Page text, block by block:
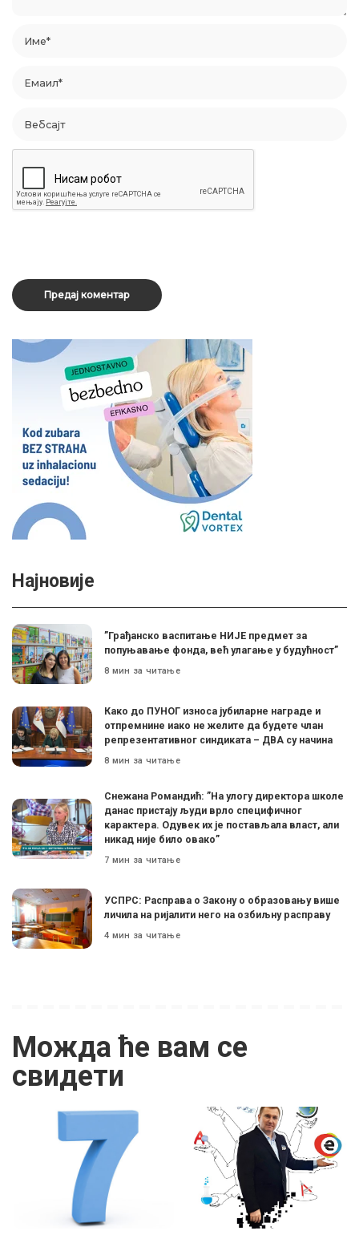
Најновије
”Грађанско васпитање НИЈЕ предмет за
попуњавање фонда, већ улагање у будућност”
8 мин за читање
Како до ПУНОГ износа јубиларне награде и
отпремнине иако не желите да будете члан
репрезентативног синдиката – ДВА су начина
8 мин за читање
Снежана Романдић: ”На улогу директора школе
данас пристају људи врло специфичног
карактера. Одувек их је постављала власт, али
никад није било овако”
7 мин за читање
УСПРС: Расправа о Закону о образовању више
личила на ријалити него на озбиљну расправу
4 мин за читање
Можда ће вам се
свидети